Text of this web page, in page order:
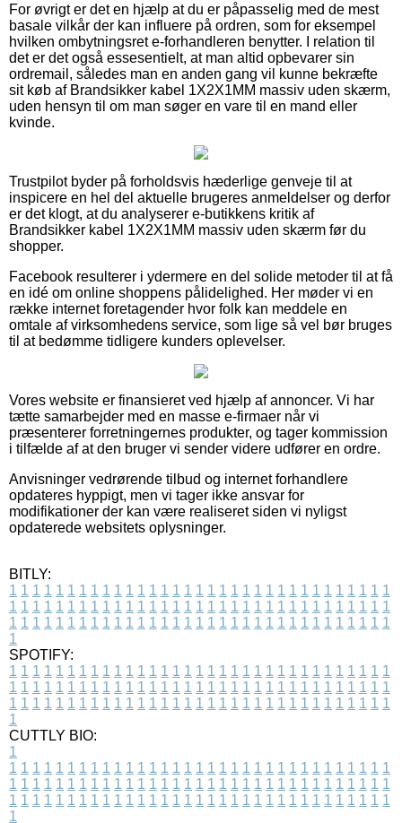
For øvrigt er det en hjælp at du er påpasselig med de mest
basale vilkår der kan influere på ordren, som for eksempel
hvilken ombytningsret e-forhandleren benytter. I relation til
det er det også essesentielt, at man altid opbevarer sin
ordremail, således man en anden gang vil kunne bekræfte
sit køb af Brandsikker kabel 1X2X1MM massiv uden skærm,
uden hensyn til om man søger en vare til en mand eller
kvinde.
Trustpilot byder på forholdsvis hæderlige genveje til at
inspicere en hel del aktuelle brugeres anmeldelser og derfor
er det klogt, at du analyserer e-butikkens kritik af
Brandsikker kabel 1X2X1MM massiv uden skærm før du
shopper.
Facebook resulterer i ydermere en del solide metoder til at få
en idé om online shoppens pålidelighed. Her møder vi en
række internet foretagender hvor folk kan meddele en
omtale af virksomhedens service, som lige så vel bør bruges
til at bedømme tidligere kunders oplevelser.
Vores website er finansieret ved hjælp af annoncer. Vi har
tætte samarbejder med en masse e-firmaer når vi
præsenterer forretningernes produkter, og tager kommission
i tilfælde af at den bruger vi sender videre udfører en ordre.
Anvisninger vedrørende tilbud og internet forhandlere
opdateres hyppigt, men vi tager ikke ansvar for
modifikationer der kan være realiseret siden vi nyligst
opdaterede websitets oplysninger.
BITLY:
1 1 1 1 1 1 1 1 1 1 1 1 1 1 1 1 1 1 1 1 1 1 1 1 1 1 1 1 1 1 1 1 1
1 1 1 1 1 1 1 1 1 1 1 1 1 1 1 1 1 1 1 1 1 1 1 1 1 1 1 1 1 1 1 1 1
1 1 1 1 1 1 1 1 1 1 1 1 1 1 1 1 1 1 1 1 1 1 1 1 1 1 1 1 1 1 1 1 1
1
SPOTIFY:
1 1 1 1 1 1 1 1 1 1 1 1 1 1 1 1 1 1 1 1 1 1 1 1 1 1 1 1 1 1 1 1 1
1 1 1 1 1 1 1 1 1 1 1 1 1 1 1 1 1 1 1 1 1 1 1 1 1 1 1 1 1 1 1 1 1
1 1 1 1 1 1 1 1 1 1 1 1 1 1 1 1 1 1 1 1 1 1 1 1 1 1 1 1 1 1 1 1 1
1
CUTTLY BIO:
1
1 1 1 1 1 1 1 1 1 1 1 1 1 1 1 1 1 1 1 1 1 1 1 1 1 1 1 1 1 1 1 1 1
1 1 1 1 1 1 1 1 1 1 1 1 1 1 1 1 1 1 1 1 1 1 1 1 1 1 1 1 1 1 1 1 1
1 1 1 1 1 1 1 1 1 1 1 1 1 1 1 1 1 1 1 1 1 1 1 1 1 1 1 1 1 1 1 1 1
1